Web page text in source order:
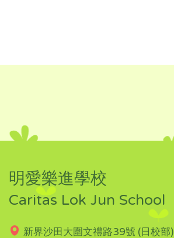
明愛樂進學校
Caritas Lok Jun School
新界沙田大圍文禮路39號 (日校部)